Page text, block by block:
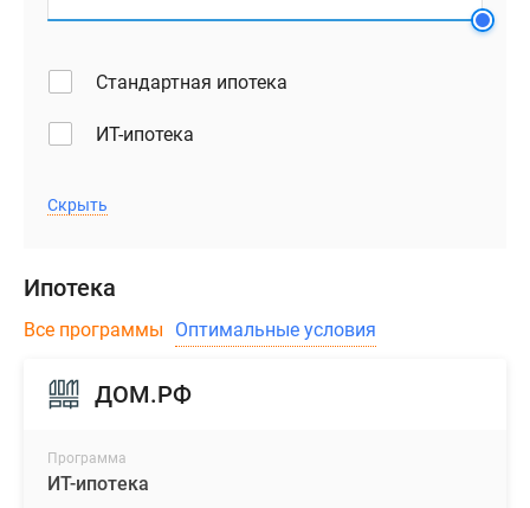
Стандартная ипотека
ИТ-ипотека
Скрыть
Ипотека
Все программы Оптимальные условия
ДОМ.РФ
Программа
ИТ-ипотека